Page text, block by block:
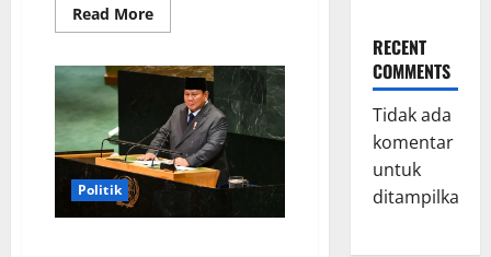
Read MoreRead
more
Prabowo
yang
Membuat
Purbaya
Merasa
Terusik
Politik
RECENT
COMMENTS
Tidak ada
komentar
untuk
ditampilkan.